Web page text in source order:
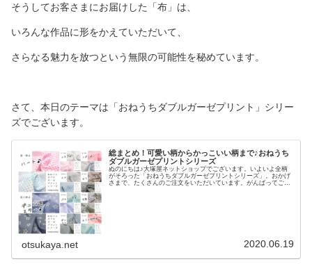
そうしてお客さまにお届けした「布」は、
いろんな作品に形をかえていただいて、
さらなる魅力を放つという無限の可能性を秘めています。
さて、本日のテーマは「おねうちダブルガーゼプリント」シリー
ズでございます。
総まとめ！可愛い柄からかっこいい柄まで♪おねうち
ダブルガーゼプリントシリーズ
ぬのにちは♪大塚屋ネットショップでございます。いよいよ全柄
がそろった「おねうちダブルガーゼプリントシリーズ」。おかげ
さまで、たくさんのご注文をいただいています。がんばってご用
otsukaya.net 2020.06.19